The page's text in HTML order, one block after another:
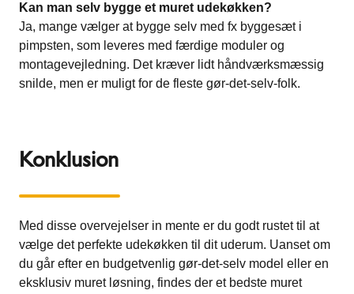
Kan man selv bygge et muret udekøkken?
Ja, mange vælger at bygge selv med fx byggesæt i
pimpsten, som leveres med færdige moduler og
montagevejledning. Det kræver lidt håndværksmæssig
snilde, men er muligt for de fleste gør-det-selv-folk.
Konklusion
Med disse overvejelser in mente er du godt rustet til at
vælge det perfekte udekøkken til dit uderum. Uanset om
du går efter en budgetvenlig gør-det-selv model eller en
eksklusiv muret løsning, findes der et bedste muret